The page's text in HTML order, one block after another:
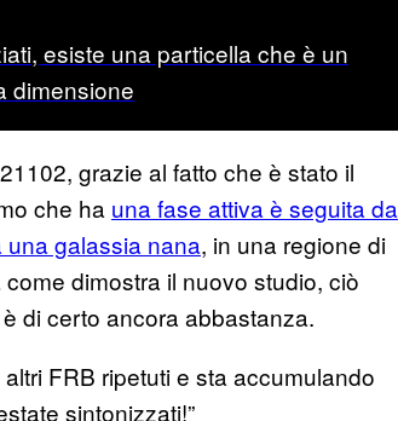
esiste una particella che è un
dimensione
grazie al fatto che è stato il
che ha una fase attiva è seguita da
una galassia nana, in una regione di
dimostra il nuovo studio, ciò
di certo ancora abbastanza.
FRB ripetuti e sta accumulando
sintonizzati!”